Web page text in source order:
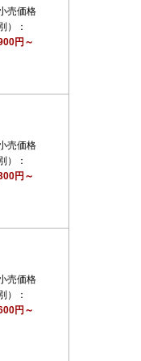
売価格
）：
円～
売価格
）：
円～
売価格
）：
円～